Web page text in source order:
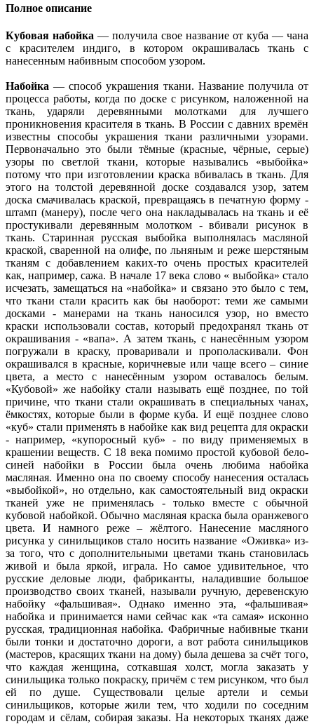
Полное описание
Кубовая набойка — получила свое название от куба — чана
с красителем индиго, в котором окрашивалась ткань с
нанесенным набивным способом узором.
Набойка — способ украшения ткани. Название получила от
процесса работы, когда по доске с рисунком, наложенной на
ткань, ударяли деревянными молотками для лучшего
проникновения красителя в ткань. В России с давних времён
известны способы украшения ткани различными узорами.
Первоначально это были тёмные (красные, чёрные, серые)
узоры по светлой ткани, которые назывались «выбойка»
потому что при изготовлении краска вбивалась в ткань. Для
этого на толстой деревянной доске создавался узор, затем
доска смачивалась краской, превращаясь в печатную форму -
штамп (манеру), после чего она накладывалась на ткань и её
простукивали деревянным молотком - вбивали рисунок в
ткань. Старинная русская выбойка выполнялась масляной
краской, сваренной на олифе, по льняным и реже шерстяным
тканям с добавлением каких-то очень простых красителей
как, например, сажа. В начале 17 века слово « выбойка» стало
исчезать, замещаться на «набойка» и связано это было с тем,
что ткани стали красить как бы наоборот: теми же самыми
досками - манерами на ткань наносился узор, но вместо
краски использовали состав, который предохранял ткань от
окрашивания - «вапа». А затем ткань, с нанесённым узором
погружали в краску, проваривали и прополаскивали. Фон
окрашивался в красные, коричневые или чаще всего – синие
цвета, а место с нанесённым узором оставалось белым.
«Кубовой» же набойку стали называть ещё позднее, по той
причине, что ткани стали окрашивать в специальных чанах,
ёмкостях, которые были в форме куба. И ещё позднее слово
«куб» стали применять в набойке как вид рецепта для окраски
- например, «купоросный куб» - по виду применяемых в
крашении веществ. С 18 века помимо простой кубовой бело-
синей набойки в России была очень любима набойка
масляная. Именно она по своему способу нанесения осталась
«выбойкой», но отдельно, как самостоятельный вид окраски
тканей уже не применялась - только вместе с обычной
кубовой набойкой. Обычно масляная краска была оранжевого
цвета. И намного реже – жёлтого. Нанесение масляного
рисунка у синильщиков стало носить название «Оживка» из-
за того, что с дополнительными цветами ткань становилась
живой и была яркой, играла. Но самое удивительное, что
русские деловые люди, фабриканты, наладившие большое
производство своих тканей, называли ручную, деревенскую
набойку «фальшивая». Однако именно эта, «фальшивая»
набойка и принимается нами сейчас как «та самая» исконно
русская, традиционная набойка. Фабричные набивные ткани
были тонки и достаточно дороги, а вот работа синильщиков
(мастеров, красящих ткани на дому) была дешева за счёт того,
что каждая женщина, соткавшая холст, могла заказать у
синильщика только покраску, причём с тем рисунком, что был
ей по душе. Существовали целые артели и семьи
синильщиков, которые жили тем, что ходили по соседним
городам и сёлам, собирая заказы. На некоторых тканях даже